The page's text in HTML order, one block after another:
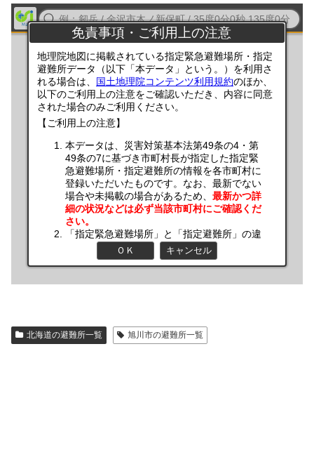
北海道の避難所一覧 旭川市の避難所一覧